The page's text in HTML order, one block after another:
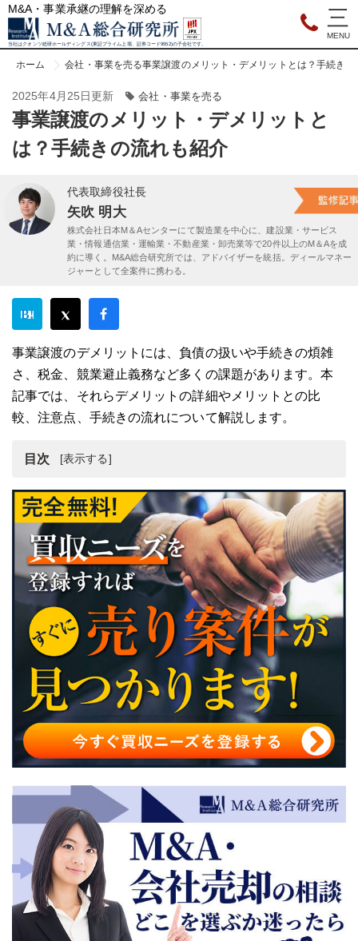
M&A・事業承継の理解を深める
当社はクオンツ総研ホールディングス(東証プライム上場、証券コード9552)の子会社です。
ホーム 会社・事業を売る事業譲渡のメリット・デメリットとは？手続きの
2025年4月25日更新 会社・事業を売る
事業譲渡のメリット・デメリットと
は？手続きの流れも紹介
代表取締役社長
矢吹 明大
株式会社日本M＆Aセンターにて製造業を中心に、建設業・サービス
業・情報通信業・運輸業・不動産業・卸売業等で20件以上のM＆Aを成
約に導く。M&A総合研究所では、アドバイザーを統括。ディールマネー
ジャーとして全案件に携わる。
事業譲渡のデメリットには、負債の扱いや手続きの煩雑
さ、税金、競業避止義務など多くの課題があります。本
記事では、それらデメリットの詳細やメリットとの比
較、注意点、手続きの流れについて解説します。
目次
事業譲渡とは
事業譲渡のメリット
事業譲渡のデメリット
事業譲渡における税務上の落とし穴
事業譲渡が適しているケース
事業譲渡の手続きを行う流れ
事業譲渡時の一般的な取引額
事業譲渡を行う際の注意点
事業譲渡のメリット・デメリットまとめ